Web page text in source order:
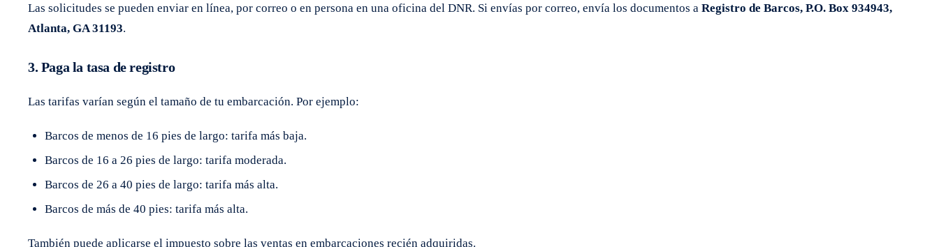
Las solicitudes se pueden enviar en línea, por correo o en persona en una oficina del DNR. Si envías por correo, envía los documentos a Registro de Barcos, P.O. Box 934943,
Atlanta, GA 31193.
3. Paga la tasa de registro
Las tarifas varían según el tamaño de tu embarcación. Por ejemplo:
Barcos de menos de 16 pies de largo: tarifa más baja.
Barcos de 16 a 26 pies de largo: tarifa moderada.
Barcos de 26 a 40 pies de largo: tarifa más alta.
Barcos de más de 40 pies: tarifa más alta.
También puede aplicarse el impuesto sobre las ventas en embarcaciones recién adquiridas.